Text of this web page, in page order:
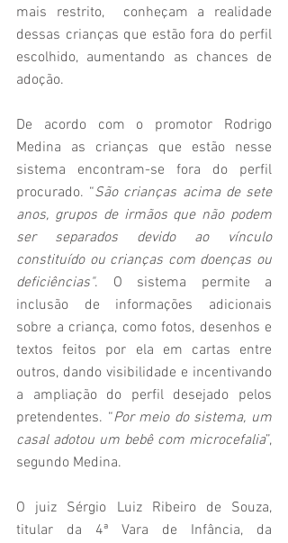
mais restrito,  conheçam a realidade
dessas crianças que estão fora do perfil
escolhido, aumentando as chances de
adoção.
De acordo com o promotor Rodrigo
Medina as crianças que estão nesse
sistema encontram-se fora do perfil
procurado. “São crianças acima de sete
anos, grupos de irmãos que não podem
ser separados devido ao vínculo
constituído ou crianças com doenças ou
deficiências". O sistema permite a
inclusão de informações adicionais
sobre a criança, como fotos, desenhos e
textos feitos por ela em cartas entre
outros, dando visibilidade e incentivando
a ampliação do perfil desejado pelos
pretendentes. “Por meio do sistema, um
casal adotou um bebê com microcefalia”,
segundo Medina.
O juiz Sérgio Luiz Ribeiro de Souza,
titular da 4ª Vara de Infância, da